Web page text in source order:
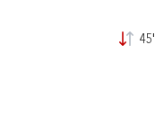
45'